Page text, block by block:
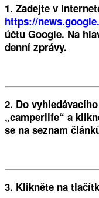
1. Zadejte v
https://
účtu Google. Na
denní zprávy.
2. Do
„camperlife“ a
se na seznam
3. Klikněte na